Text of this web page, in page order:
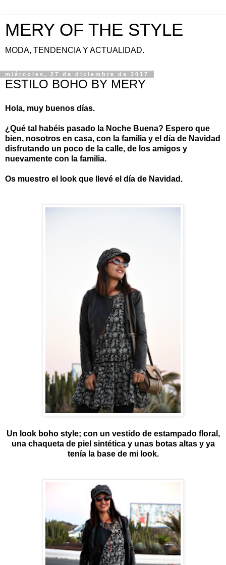
MERY OF THE STYLE
MODA, TENDENCIA Y ACTUALIDAD.
miércoles, 27 de diciembre de 2017
ESTILO BOHO BY MERY
Hola, muy buenos días.
¿Qué tal habéis pasado la Noche Buena? Espero que
bien, nosotros en casa, con la familia y el día de Navidad
disfrutando un poco de la calle, de los amigos y
nuevamente con la familia.
Os muestro el look que llevé el día de Navidad.
Un look boho style; con un vestido de estampado floral,
una chaqueta de piel sintética y unas botas altas y ya
tenía la base de mi look.